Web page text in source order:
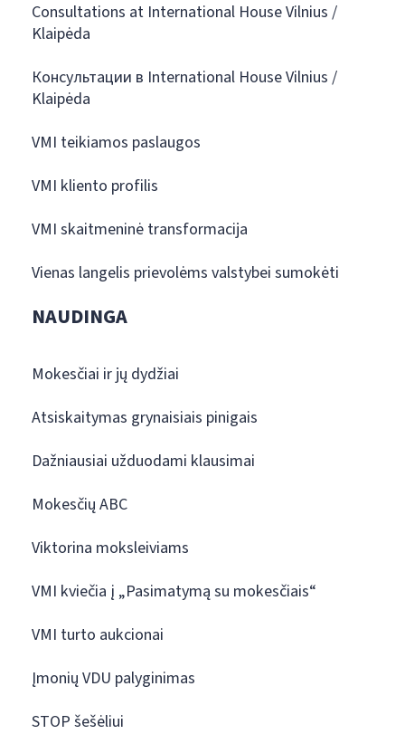
Consultations at International House Vilnius /
Klaipėda
Консультации в International House Vilnius /
Klaipėda
VMI teikiamos paslaugos
VMI kliento profilis
VMI skaitmeninė transformacija
Vienas langelis prievolėms valstybei sumokėti
NAUDINGA
Mokesčiai ir jų dydžiai
Atsiskaitymas grynaisiais pinigais
Dažniausiai užduodami klausimai
Mokesčių ABC
Viktorina moksleiviams
VMI kviečia į „Pasimatymą su mokesčiais“
VMI turto aukcionai
Įmonių VDU palyginimas
STOP šešėliui